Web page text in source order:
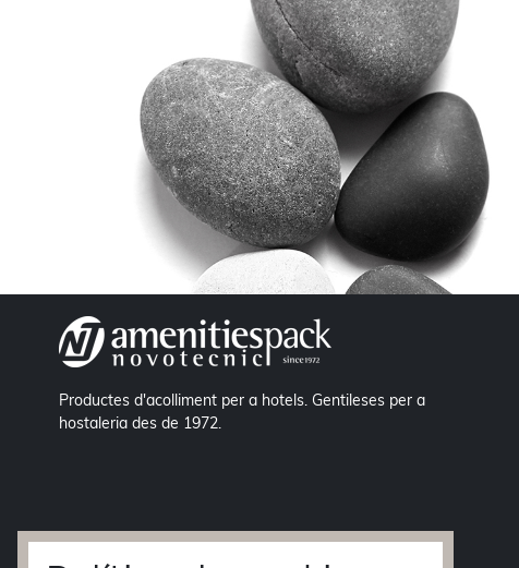
Productes d'acolliment per a hotels. Gentileses per a
hostaleria des de 1972.